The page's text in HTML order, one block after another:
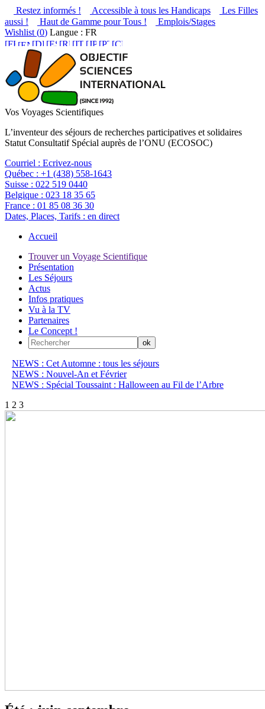
Restez informés ! Accessible à tous les Handicaps
Les Filles
aussi !
Haut de Gamme pour Tous !
Emplois/Stages
Wishlist (0) Langue : FR
Vos Voyages Scientifiques
L’inventeur des séjours de recherches participatives et solidaires
Statut Consultatif Spécial auprès de l’ONU (ECOSOC)
Courriel : Ecrivez-nous
Québec : +1 (438) 558-1643
Suisse : 022 519 0440
Belgique : 023 18 35 65
France : 01 85 08 36 30
Dates, Places, Tarifs : en direct
Accueil
Trouver un Voyage Scientifique
Présentation
Les Séjours
Actus
Infos pratiques
Vu à la TV
Partenaires
Le Concept !
NEWS : Cet Automne : tous les séjours
NEWS : Nouvel-An et Février
NEWS : Spécial Toussaint : Halloween au Fil de l’Arbre
1 2 3